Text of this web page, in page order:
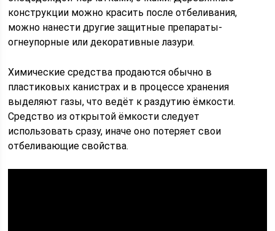
конструкции можно красить после отбеливания,
можно нанести другие защитные препараты-
огнеупорные или декоративные лазури.
Химические средства продаются обычно в
пластиковых канистрах и в процессе хранения
выделяют газы, что ведёт к раздутию ёмкости.
Средство из открытой ёмкости следует
использовать сразу, иначе оно потеряет свои
отбеливающие свойства.